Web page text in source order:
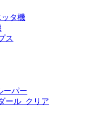
タ機
ス
ーパー
ール_クリア